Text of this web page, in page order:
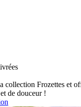
collection Frozettes et
de douceur !